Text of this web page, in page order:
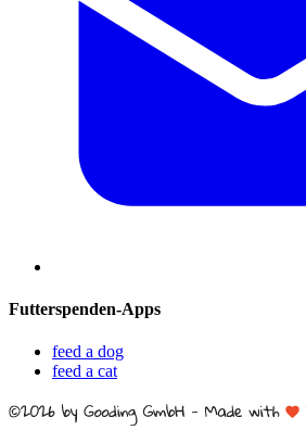
Futterspenden-Apps
feed a dog
feed a cat